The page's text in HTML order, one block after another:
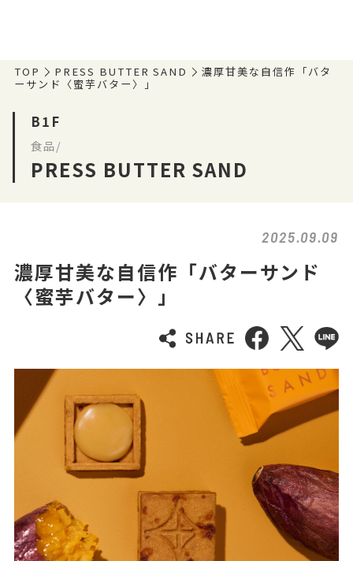
TOP PRESS BUTTER SAND
濃厚甘美な自信作「バタ
ーサンド〈蜜芋バター〉」
B1F
食品/
PRESS BUTTER SAND
2025.09.09
濃厚甘美な自信作「バターサンド
〈蜜芋バター〉」